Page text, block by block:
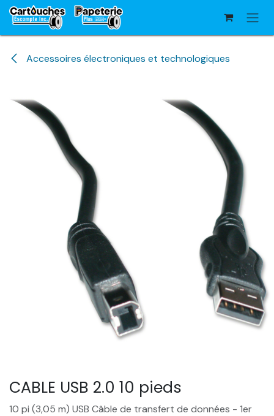
Se rendre au contenu
Accessoires électroniques et technologiques
CABLE USB 2.0 10 pieds
10 pi (3,05 m) USB Câble de transfert de données - 1er